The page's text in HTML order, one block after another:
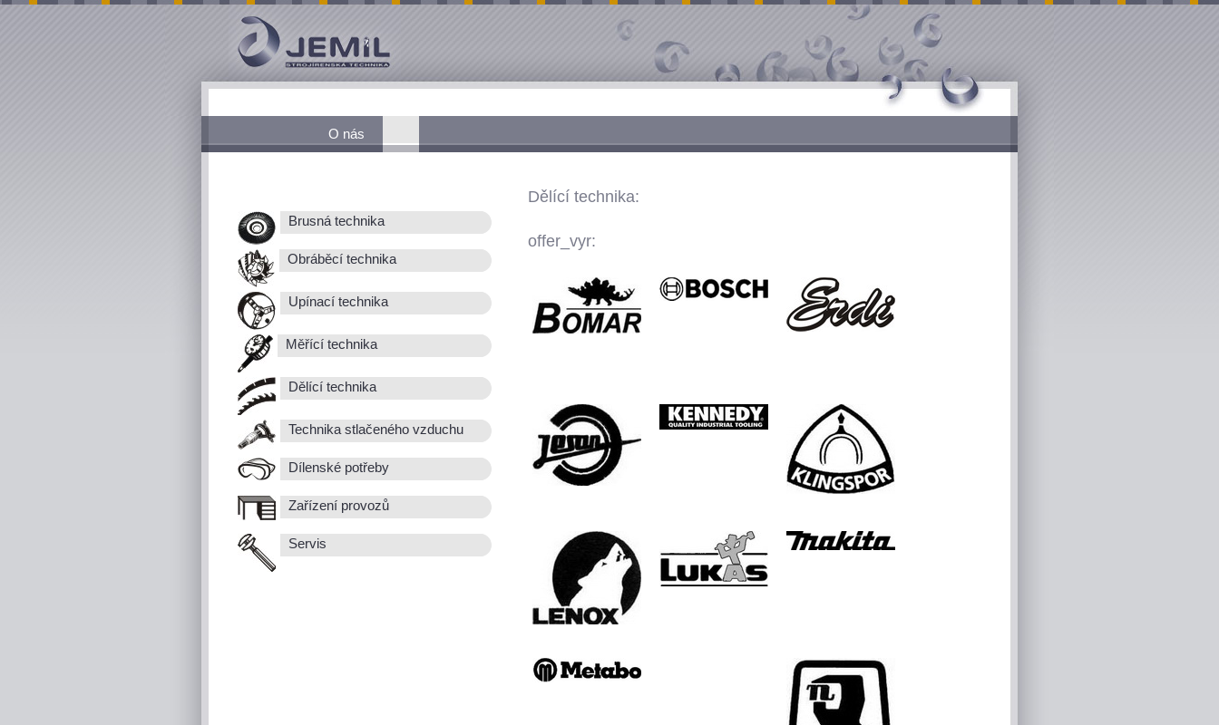
O nás
Brusná technika
Obráběcí technika
Upínací technika
Měřící technika
Dělící technika
Technika stlačeného vzduchu
Dílenské potřeby
Zařízení provozů
Servis
Dělící technika:
offer_vyr: